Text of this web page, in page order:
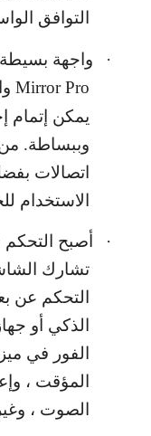
التوافق
· واجهة بسيطة
Mirror Pro
يمكن إتمام
وببساطة.
اتصالات
الاستخدام
·
أصبح
تشارك
التحكم عن
الذكي أو
الفور في
المؤقت ،
الصوت ،